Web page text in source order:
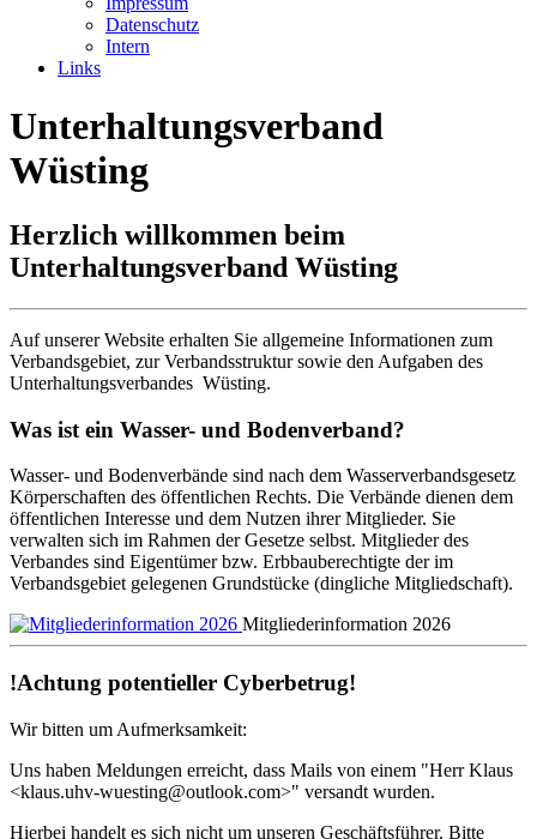
Datenschutz
Intern
Links
Unterhaltungsverband
Wüsting
Herzlich willkommen beim
Unterhaltungsverband Wüsting
Auf unserer Website erhalten Sie allgemeine Informationen zum
Verbandsgebiet, zur Verbandsstruktur sowie den Aufgaben des
Unterhaltungsverbandes Wüsting.
Was ist ein Wasser- und Bodenverband?
Wasser- und Bodenverbände sind nach dem Wasserverbandsgesetz
Körperschaften des öffentlichen Rechts. Die Verbände dienen dem
öffentlichen Interesse und dem Nutzen ihrer Mitglieder. Sie
verwalten sich im Rahmen der Gesetze selbst. Mitglieder des
Verbandes sind Eigentümer bzw. Erbbauberechtigte der im
Verbandsgebiet gelegenen Grundstücke (dingliche Mitgliedschaft).
Mitgliederinformation 2026
!Achtung potentieller Cyberbetrug!
Wir bitten um Aufmerksamkeit:
Uns haben Meldungen erreicht, dass Mails von einem "Herr Klaus
<klaus.uhv-wuesting@outlook.com>" versandt wurden.
Hierbei handelt es sich nicht um unseren Geschäftsführer. Bitte